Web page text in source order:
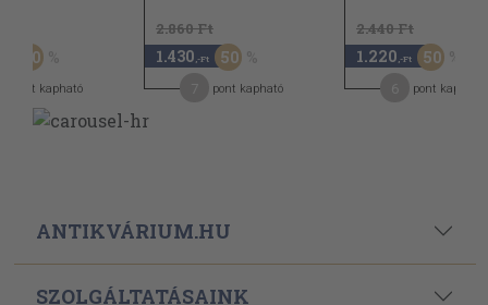
50
pont kapható
2.860 Ft
1.430 ,-Ft 50
pont kapható
2.440 Ft
1.220 ,-Ft 50
pont kapható
ANTIKVÁRIUM.HU
SZOLGÁLTATÁSAINK